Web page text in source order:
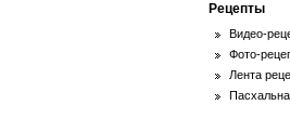
Рецепты
Видео-
Фото-
Лента